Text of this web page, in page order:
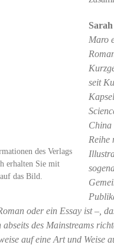
des Verlags
erhalten Sie mit
das Bild.
Maro
seit
China
Reihe
oder ein Essay ist –,
abseits des Mainstreams
auf eine Art und Weise